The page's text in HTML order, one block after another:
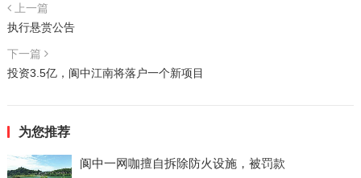
上一篇
执行悬赏公告
下一篇
投资3.5亿，阆中江南将落户一个新项目
为您推荐
阆中一网咖擅自拆除防火设施，被罚款